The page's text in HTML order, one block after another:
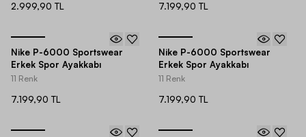
2.999,90 TL 7.199,90 TL
Nike P-6000 Sportswear
Erkek Spor Ayakkabı
11 Renk
7.199,90 TL
Nike P-6000 Sportswear
Erkek Spor Ayakkabı
11 Renk
7.199,90 TL